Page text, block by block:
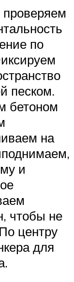
по
песком.
бетоном
на
и
чтобы не
центру
для